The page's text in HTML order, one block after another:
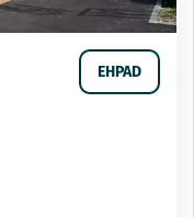
EHPAD